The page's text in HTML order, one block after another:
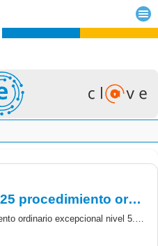
Carrera profesional 2025 procedimiento ordinario excepcional nivel 5. Gerencia de Atención Primaria del Área de Salud de Tenerife. Personal diplomado sanitario. Resolución definitiva.
Carrera profesional 2025 procedimiento ordinario excepcional nivel 5. Gerencia de Atención Primaria del Área de Salud de Tenerife. Personal diplomado sanitario. Resolución definitiva.